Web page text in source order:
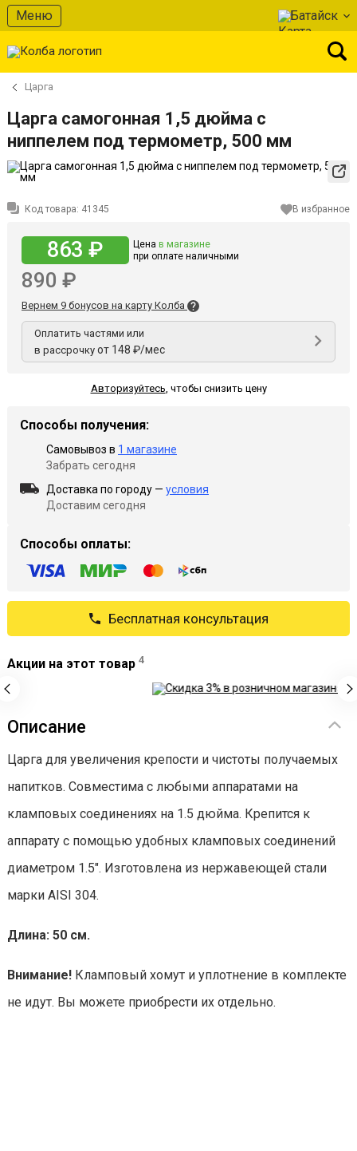
Меню Батайск
Царга
Царга самогонная 1,5 дюйма с
ниппелем под термометр, 500 мм
Код товара: 41345 В избранное
863 ₽ Цена в магазине
при оплате наличными
890 ₽
Вернем 9 бонусов на карту Колба
Оплатить частями или
в рассрочку от 148 ₽/мес
Авторизуйтесь, чтобы снизить цену
Способы получения:
Самовывоз в 1 магазине
Забрать сегодня
Доставка по городу — условия
Доставим сегодня
Способы оплаты:
Бесплатная консультация
Акции на этот товар 4
Реклама
Описание
Царга для увеличения крепости и чистоты получаемых
напитков. Совместима с любыми аппаратами на
кламповых соединениях на 1.5 дюйма. Крепится к
аппарату с помощью удобных кламповых соединений
диаметром 1.5". Изготовлена из нержавеющей стали
марки AISI 304.
Длина: 50 см.
Внимание! Кламповый хомут и уплотнение в комплекте
не идут. Вы можете приобрести их отдельно.